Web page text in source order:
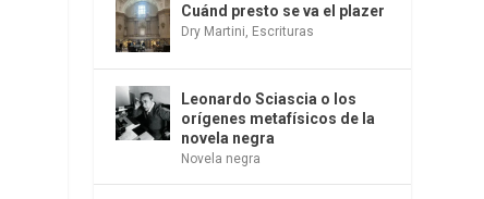
Cuánd presto se va el plazer
Dry Martini Escrituras
Leonardo Sciascia o los
orígenes metafísicos de la
novela negra
Novela negra